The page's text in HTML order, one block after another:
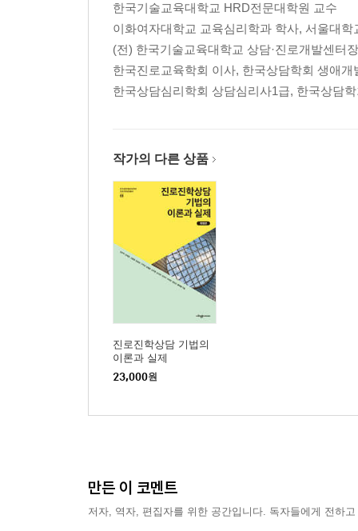
2. 심리적 특성의 이해와 평가
3. 진로상담 영역별 진로심리검사
4. 진로상담에서 심리검사의 활용
제10장 진학상담
3. 대학 진학
4. 그 밖의 진학
5. 진학상담의 방법
6. 진학결정 이후의 상담 주제
제11장 구직상담
1. 구직상담의 개요
제12장 직업적응상담
2. 직업 부적응 요인
제13장 진로전환상담
한국기술교육대학교 HRD전문대학원 교수
이화여자대학교 교육심리학과 학사, 서울대
(전) 한국기술교육대학교 상담·진로개발센터장
한국진로교육학회 이사, 한국상담학회 생애
한국상담심리학회 상담심리사1급, 한국상담
작가의 다른 상품
진로진학상담 기법의
이론과 실제
23,000원
만든 이 코멘트
저자, 역자, 편집자를 위한 공간입니다. 독자들에게 전하